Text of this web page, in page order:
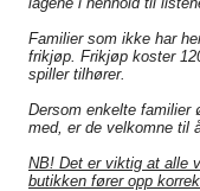
Familier som ikke har
frikjøp. Frikjøp koster
spiller tilhører.
Dersom enkelte familier
med, er de velkomne til
NB! Det er viktig at alle
butikken fører opp